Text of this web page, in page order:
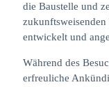
die Baustelle und
entwickelt und
Während des
erfreuliche